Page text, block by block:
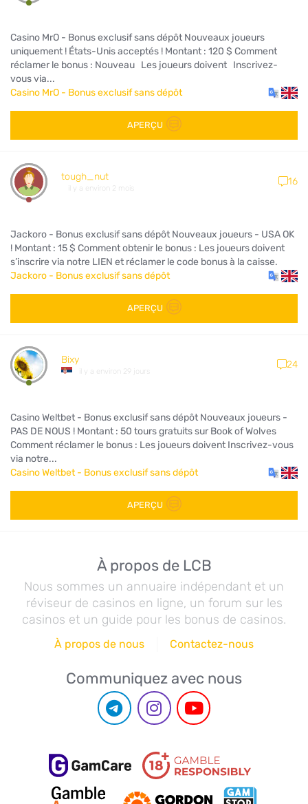
Casino MrO - Bonus exclusif sans dépôt Nouveaux joueurs
uniquement ! États-Unis acceptés ! Montant : 120 $ Comment
réclamer le bonus : Nouveau Les joueurs doivent Inscrivez-
vous via...
Casino MrO - Bonus exclusif sans dépôt
APERÇU
tough_nut
il y a environ 2 mois
16
Jackoro - Bonus exclusif sans dépôt Nouveaux joueurs - USA OK
! Montant : 15 $ Comment obtenir le bonus : Les joueurs doivent
s’inscrire via notre LIEN et réclamer le code bonus à la caisse.
Jackoro - Bonus exclusif sans dépôt
APERÇU
Bixy
il y a environ 29 jours
24
Casino Weltbet - Bonus exclusif sans dépôt Nouveaux joueurs -
PAS DE NOUS ! Montant : 50 tours gratuits sur Book of Wolves
Comment réclamer le bonus : Les joueurs doivent Inscrivez-vous
via notre...
Casino Weltbet - Bonus exclusif sans dépôt
APERÇU
À propos de LCB
Nous sommes un annuaire indépendant et un
réviseur de casinos en ligne, un forum sur les
casinos et un guide pour les bonus de casinos.
À propos de nous Contactez-nous
Communiquez avec nous